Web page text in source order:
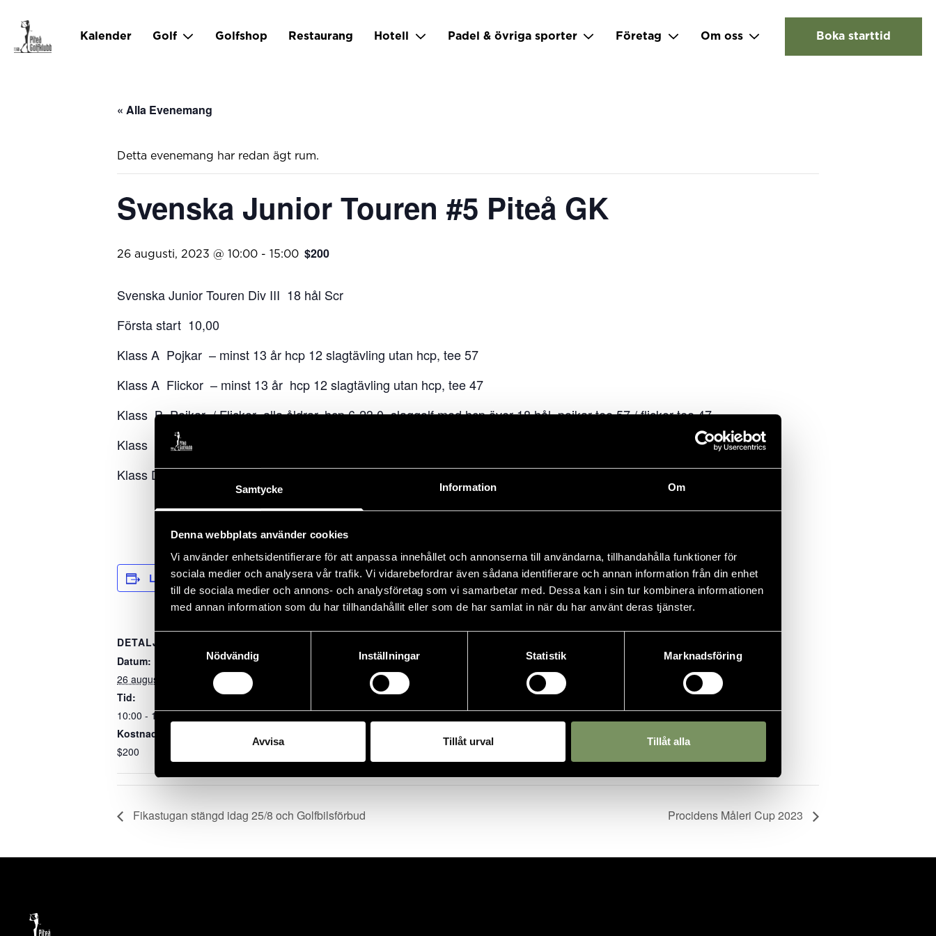
Samtycke Information Om
Denna webbplats använder cookies
Vi använder enhetsidentifierare för att anpassa innehållet och annonserna till användarna, tillhandahålla funktioner för
sociala medier och analysera vår trafik. Vi vidarebefordrar även sådana identifierare och annan information från din enhet
till de sociala medier och annons- och analysföretag som vi samarbetar med. Dessa kan i sin tur kombinera informationen
med annan information som du har tillhandahållit eller som de har samlat in när du har använt deras tjänster.
Nödvändig
Inställningar Statistik Marknadsföring
Avvisa Tillåt urval Tillåt alla
Kalender Golf Golfshop Restaurang Hotell Padel & övriga sporter Företag Om oss Boka starttid
« Alla Evenemang
Detta evenemang har redan ägt rum.
Svenska Junior Touren #5 Piteå GK
26 augusti, 2023 @ 10:00 - 15:00 $200
Svenska Junior Touren Div III 18 hål Scr
Första start 10,00
Klass A Pojkar – minst 13 år hcp 12 slagtävling utan hcp, tee 57
Klass A Flickor – minst 13 år hcp 12 slagtävling utan hcp, tee 47
Klass B Pojkar / Flickor alla åldrar, hcp 6-23,0, slaggolf med hcp över 18 hål, pojkar tee 57 / flickor tee 47
Klass C Pojkar / Flickor alla åldrar, hcp 23,1-36,0, Poängbogey med hcp över 18 hål, pojkar tee 57/ flickor tee 47
Klass D Pojkar / Flickor hcp 36,1 eller högre, Poängbogey över 9 hål, tee 47
Lägg till i kalender
DETALJER
Datum:
26 augusti, 2023
Tid:
10:00 - 15:00
Kostnad:
$200
Fikastugan stängd idag 25/8 och Golfbilsförbud Procidens Måleri Cup 2023